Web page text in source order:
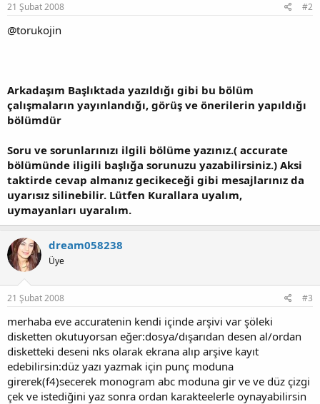
21 Şubat 2008 #2
@torukojin
Arkadaşım Başlıktada yazıldığı gibi bu bölüm
çalışmaların yayınlandığı, görüş ve önerilerin yapıldığı
bölümdür
Soru ve sorunlarınızı ilgili bölüme yazınız.( accurate
bölümünde iligili başlığa sorunuzu yazabilirsiniz.) Aksi
taktirde cevap almanız gecikeceği gibi mesajlarınız da
uyarısız silinebilir. Lütfen Kurallara uyalım,
uymayanları uyaralım.
dream058238
Üye
21 Şubat 2008 #3
merhaba eve accuratenin kendi içinde arşivi var şöleki
disketten okutuyorsan eğer:dosya/dışarıdan desen al/ordan
disketteki deseni nks olarak ekrana alıp arşive kayıt
edebilirsin:düz yazı yazmak için punç moduna
girerek(f4)secerek monogram abc moduna gir ve ve düz çizgi
çek ve istediğini yaz sonra ordan karakteelerle oynayabilirsin